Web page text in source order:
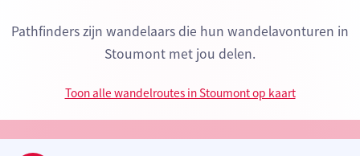
Pathfinders zijn wandelaars die hun wandelavonturen in
Stoumont met jou delen.
Toon alle wandelroutes in Stoumont op kaart